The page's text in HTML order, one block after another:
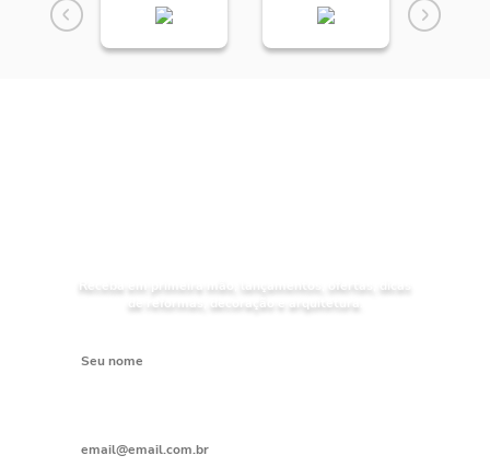
Receba em primeira mão, lançamentos, ofertas, dicas
de reformas, decoração e arquitetura.